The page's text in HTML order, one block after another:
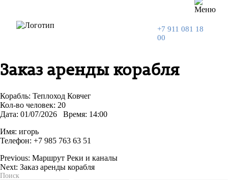
+7 911 081 18
00
Заказ аренды корабля
Корабль: Теплоход Ковчег
Кол-во человек: 20
Дата: 01/07/2026 Время: 14:00
Имя: игорь
Телефон: +7 985 763 63 51
Навигация
Previous: Маршрут Реки и каналы
Next: Заказ аренды корабля
Поиск